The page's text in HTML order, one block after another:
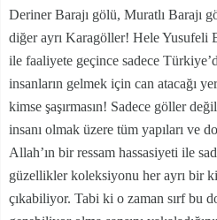
Deriner Barajı gölü, Muratlı Barajı
diğer ayrı Karagöller! Hele Yusufeli
ile faaliyete geçince sadece
insanların gelmek için can atacağı
kimse şaşırmasın! Sadece göller
insanı olmak üzere tüm yapıları ve
Allah’ın bir ressam hassasiyeti ile
güzellikler koleksiyonu her ayrı bir
çıkabiliyor. Tabi ki o zaman sırf bu